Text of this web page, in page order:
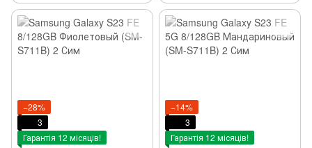
−28%
3
Гарантія 12 місяців!
−14%
3
Гарантія 12 місяців!